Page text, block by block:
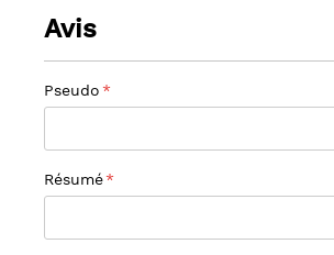
Avis
Pseudo
Résumé